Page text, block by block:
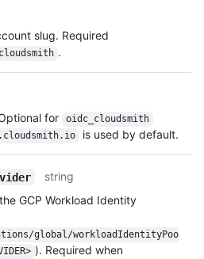
slug. Required
.
for
oidc_cloudsmith
is used by default.
string
GCP Workload Identity
global/workloadIdentityPoo
). Required when